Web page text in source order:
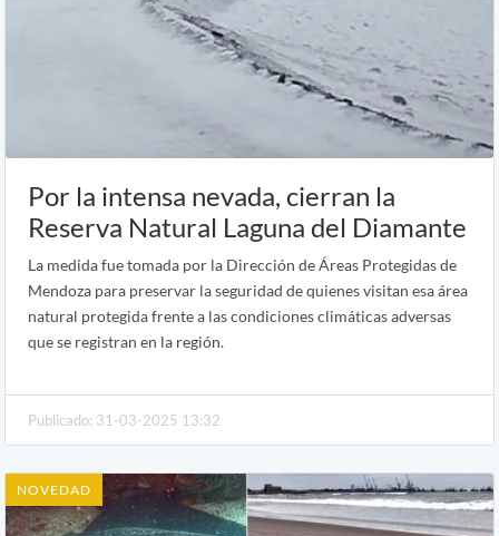
Por la intensa nevada, cierran la
Reserva Natural Laguna del Diamante
La medida fue tomada por la Dirección de Áreas Protegidas de
Mendoza para preservar la seguridad de quienes visitan esa área
natural protegida frente a las condiciones climáticas adversas
que se registran en la región.
Publicado: 31-03-2025 13:32
NOVEDAD